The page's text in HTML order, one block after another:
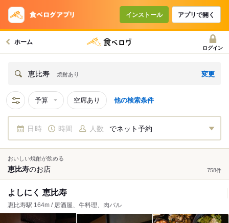
インストール アプリで開く
ホーム
ログイン
恵比寿 焼酎あり 変更
予算 空席あり 他の検索条件
日時 時間 人数 でネット予約
おいしい焼酎が飲める
恵比寿のお店 758件
よしにく 恵比寿
恵比寿駅 164m / 居酒屋、牛料理、肉バル